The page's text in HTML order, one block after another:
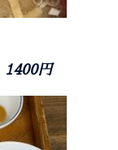
1400円